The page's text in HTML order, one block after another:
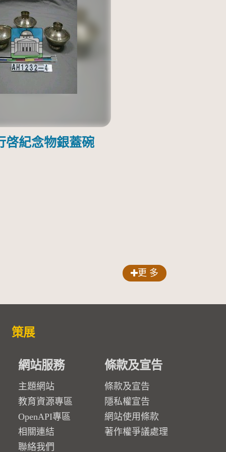
啓紀念物銀蓋碗
更 多
策展
網站服務
主題網站
教育資源專區
OpenAPI專區
相關連結
聯絡我們
條款及宣告
條款及宣告
隱私權宣告
網站使用條款
著作權爭議處理